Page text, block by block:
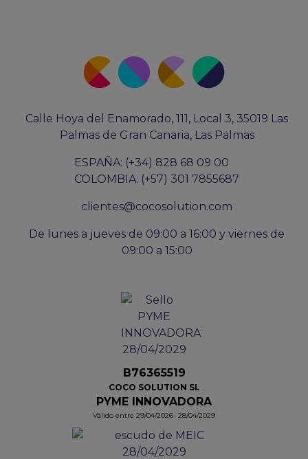
Calle Hoya del Enamorado, 111, Local 3, 35019 Las
Palmas de Gran Canaria, Las Palmas
ESPAÑA: (+34) 828 68 09 00
COLOMBIA: (+57) 301 7855687
clientes@cocosolution.com
De lunes a jueves de 09:00 a 16:00 y viernes de
09:00 a 15:00
B76365519
COCO SOLUTION SL
PYME INNOVADORA
Válido entre 29/04/2026- 28/04/2029